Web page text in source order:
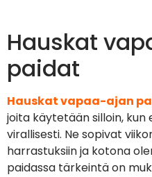
Hauskat
paidat
Hauskat vapaa-ajan
joita käytetään silloin,
virallisesti. Ne sopivat
harrastuksiin ja kotona
paidassa tärkeintä on